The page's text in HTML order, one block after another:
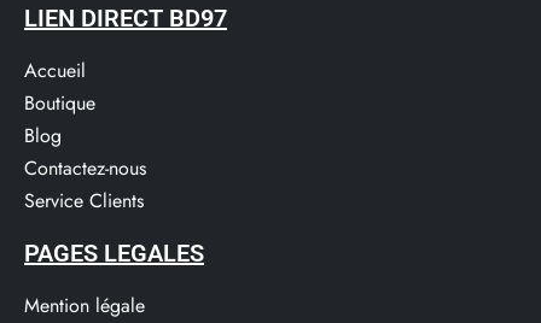
LIEN DIRECT BD97
Accueil
Boutique
Blog
Contactez-nous
Service Clients​
PAGES LEGALES
Mention légale